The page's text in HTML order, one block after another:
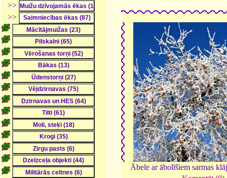
>>
>>
Ābele ar ābolīšiem sarmas